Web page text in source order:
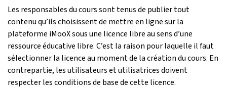
Les responsables du cours sont tenus de publier tout
contenu qu’ils choisissent de mettre en ligne sur la
plateforme iMooX sous une licence libre au sens d’une
ressource éducative libre. C’est la raison pour laquelle il faut
sélectionner la licence au moment de la création du cours. En
contrepartie, les utilisateurs et utilisatrices doivent
respecter les conditions de base de cette licence.